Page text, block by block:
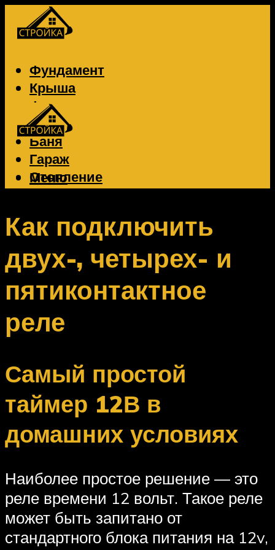
Фундамент
Крыша
Фасад
Забор
Баня
Гараж
Отопление
Вентиляция
Меню
Меню
Как подключить
двух-, четырех- и
пятиконтактное
реле
Самый простой
таймер 12В в
домашних условиях
Наиболее простое решение — это
реле времени 12 вольт. Такое реле
может быть запитано от
стандартного блока питания на 12v,